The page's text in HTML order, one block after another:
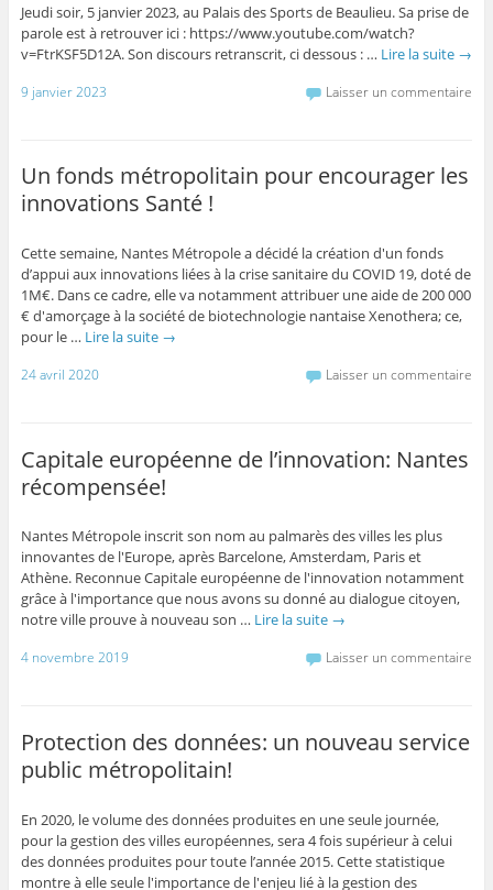
Jeudi soir, 5 janvier 2023, au Palais des Sports de Beaulieu. Sa prise de
parole est à retrouver ici : https://www.youtube.com/watch?
v=FtrKSF5D12A. Son discours retranscrit, ci dessous : … Lire la suite →
9 janvier 2023 Laisser un commentaire
Un fonds métropolitain pour encourager les
innovations Santé !
Cette semaine, Nantes Métropole a décidé la création d'un fonds
d’appui aux innovations liées à la crise sanitaire du COVID 19, doté de
1M€. Dans ce cadre, elle va notamment attribuer une aide de 200 000
€ d'amorçage à la société de biotechnologie nantaise Xenothera; ce,
pour le … Lire la suite →
24 avril 2020 Laisser un commentaire
Capitale européenne de l’innovation: Nantes
récompensée!
Nantes Métropole inscrit son nom au palmarès des villes les plus
innovantes de l'Europe, après Barcelone, Amsterdam, Paris et
Athène. Reconnue Capitale européenne de l'innovation notamment
grâce à l'importance que nous avons su donné au dialogue citoyen,
notre ville prouve à nouveau son … Lire la suite →
4 novembre 2019 Laisser un commentaire
Protection des données: un nouveau service
public métropolitain!
En 2020, le volume des données produites en une seule journée,
pour la gestion des villes européennes, sera 4 fois supérieur à celui
des données produites pour toute l’année 2015. Cette statistique
montre à elle seule l'importance de l'enjeu lié à la gestion des